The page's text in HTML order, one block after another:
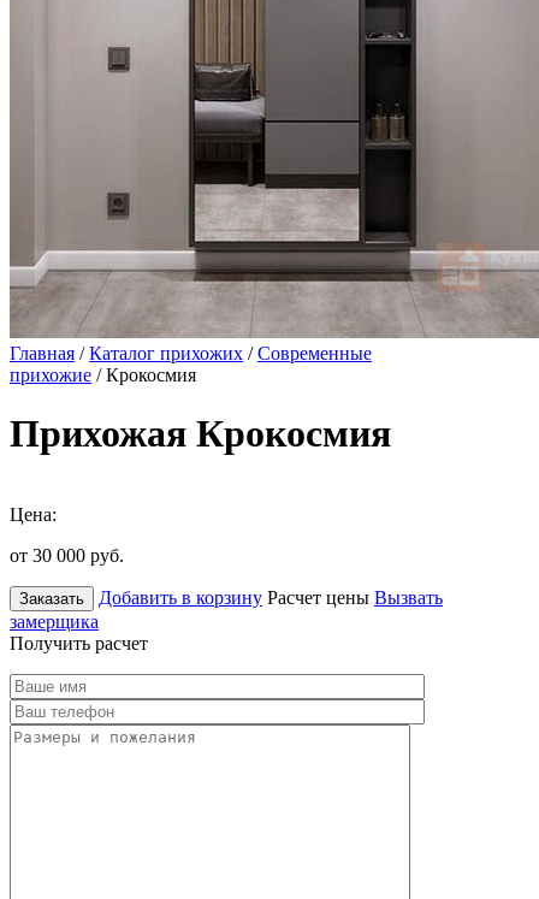
Главная /Каталог прихожих /Современные
прихожие / Крокосмия
Прихожая Крокосмия
Цена:
от 30 000 руб.
Заказать Добавить в корзину Расчет цены Вызвать
замерщика
Получить расчет